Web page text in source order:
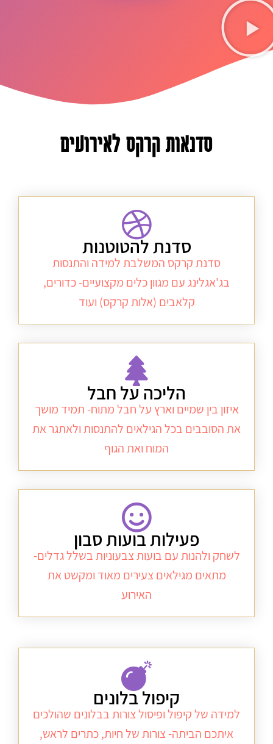
סדנאות קרקס לאירועים
סדנת להטוטנות
סדנת קרקס המשלבת למידה והתנסות
בג'אגלינגעם מגוון כלים מקצועיים- כדורים,
קלאבים (אלות קרקס) ועוד
הליכה על חבל
איזון בין שמיים וארץ על חבל מתוח- תמיד מושך
את הסובבים בכל הגילאים להתנסות ולאתגר את
המוח ואת הגוף
פעילות בועות סבון
לשחק ולהנות עם בועות צבעוניות בשלל גדלים-
מתאים מגילאים צעירים מאוד ומקשט את
האירוע
קיפול בלונים
למידה של קיפול ופיסול צורות בבלונים שהולכים
איתכם הביתה- צורות של חיות, כתרים לראש,